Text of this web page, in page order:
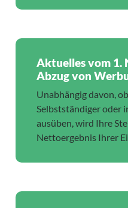
Aktuelles vom 1.
Abzug von
Unabhängig davon,
Selbstständiger oder
ausüben, wird Ihre
Nettoergebnis Ihrer